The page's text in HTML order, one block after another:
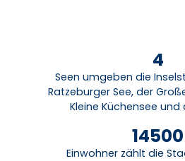
p
i
e
l
n
4
Seen umgeben die
Ratzeburger See, der
Kleine Küchensee
14500
Einwohner zählt die